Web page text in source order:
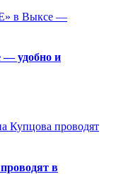
удобно и
в